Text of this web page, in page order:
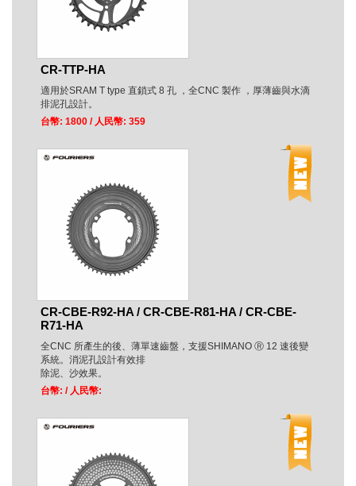
CR-TTP-HA
適用於SRAM T type 直鎖式 8 孔 ，全CNC 製作 ，厚薄齒與水滴
排泥孔設計。
台幣: 1800 / 人民幣: 359
CR-CBE-R92-HA / CR-CBE-R81-HA / CR-CBE-
R71-HA
全CNC 所產生的後、薄單速齒盤，支援SHIMANO Ⓡ 12 速後變
系統。消泥孔設計有效排
除泥、沙效果。
台幣: / 人民幣: